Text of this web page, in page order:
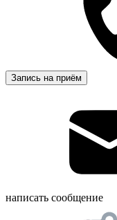
Запись на приём
написать сообщение